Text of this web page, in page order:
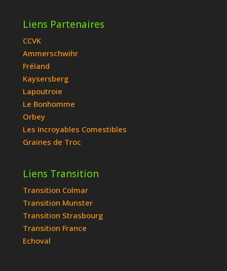
Liens Partenaires
CCVK
Ammerschwihr
Fréland
Kaysersberg
Lapoutroie
Le Bonhomme
Orbey
Les Incroyables Comestibles
Graines de Troc
Liens Transition
Transition Colmar
Transition Munster
Transition Strasbourg
Transition France
Echoval